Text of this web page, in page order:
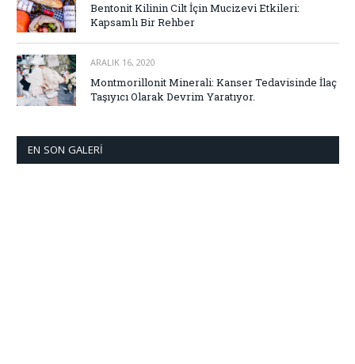
Bentonit Kilinin Cilt İçin Mucizevi Etkileri:
Kapsamlı Bir Rehber
ARALIK 16, 2020
Montmorillonit Minerali: Kanser Tedavisinde İlaç
Taşıyıcı Olarak Devrim Yaratıyor.
EN SON GALERI